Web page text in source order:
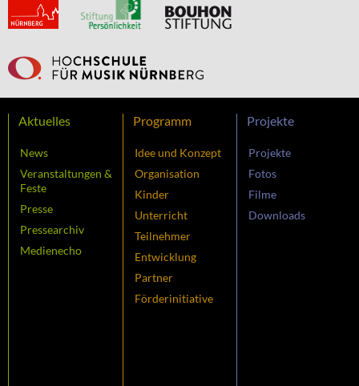
Aktuelles
News
Veranstaltungen &
Feste
Presse
Pressearchiv
Medienecho
Programm
Idee und Konzept
Organisation
Kinder
Unterricht
Teilnehmer
Entwicklung
Partner
Förderinitiative
Projekte
Projekte
Fotos
Filme
Downloads